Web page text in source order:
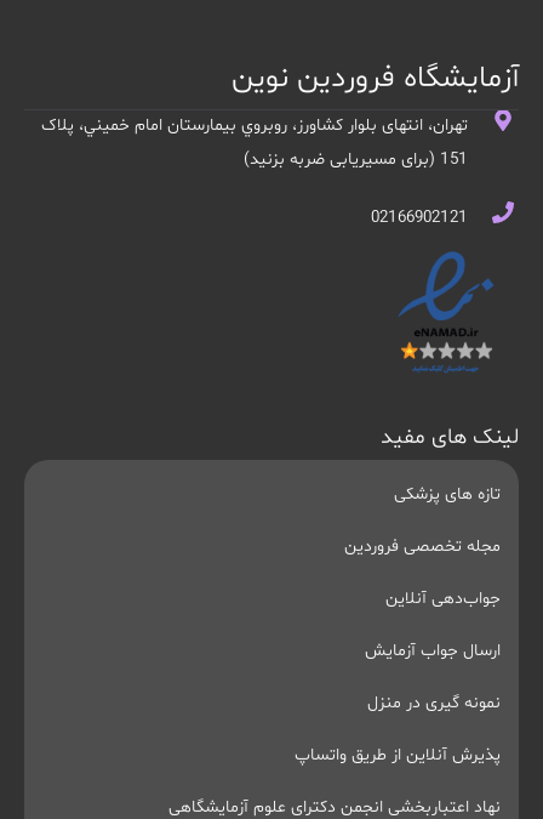
آزمایشگاه فروردین نوین
تهران، انتهای بلوار کشاورز، روبروي بيمارستان امام خميني، پلاک
151 (برای مسیریابی ضربه بزنید)
02166902121
لینک های مفید
تازه های پزشکی
مجله تخصصی فروردین
جواب‌دهی آنلاین
ارسال جواب آزمایش
نمونه گیری در منزل
پذیرش آنلاین از طریق واتساپ
نهاد اعتباربخشی انجمن دکترای علوم آزمایشگاهی